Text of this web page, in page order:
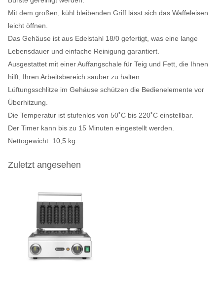
Mit dem großen, kühl bleibenden Griff lässt sich das Waffeleisen
leicht öffnen.
Das Gehäuse ist aus Edelstahl 18/0 gefertigt, was eine lange
Lebensdauer und einfache Reinigung garantiert.
Ausgestattet mit einer Auffangschale für Teig und Fett, die Ihnen
hilft, Ihren Arbeitsbereich sauber zu halten.
Lüftungsschlitze im Gehäuse schützen die Bedienelemente vor
Überhitzung.
Die Temperatur ist stufenlos von 50˚C bis 220˚C einstellbar.
Der Timer kann bis zu 15 Minuten eingestellt werden.
Nettogewicht: 10,5 kg.
Zuletzt angesehen